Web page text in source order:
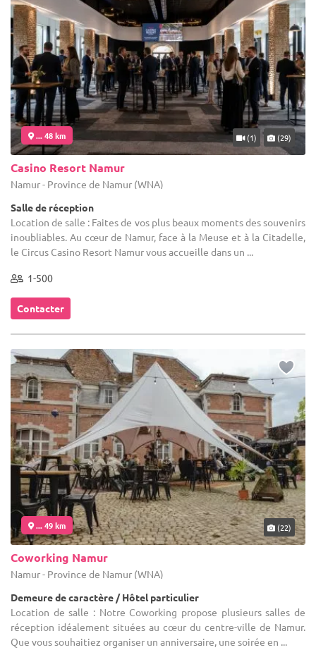
... 48 km (1) (29)
Casino Resort Namur
Namur - Province de Namur (WNA)
Salle de réception
Location de salle : Faites de vos plus beaux moments des souvenirs
inoubliables. Au cœur de Namur, face à la Meuse et à la Citadelle,
le Circus Casino Resort Namur vous accueille dans un ...
1-500
Contacter
... 49 km (22)
Coworking Namur
Namur - Province de Namur (WNA)
Demeure de caractère / Hôtel particulier
Location de salle : Notre Coworking propose plusieurs salles de
réception idéalement situées au cœur du centre-ville de Namur.
Que vous souhaitiez organiser un anniversaire, une soirée en ...